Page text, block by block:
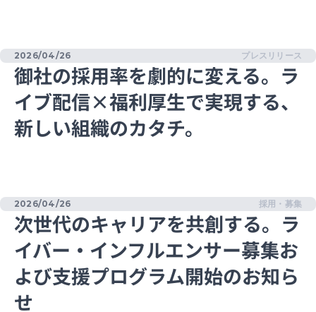
2026/04/26 プレスリリース
御社の採用率を劇的に変える。ラ
イブ配信×福利厚生で実現する、
新しい組織のカタチ。
2026/04/26 採用・募集
次世代のキャリアを共創する。ラ
イバー・インフルエンサー募集お
よび支援プログラム開始のお知ら
せ